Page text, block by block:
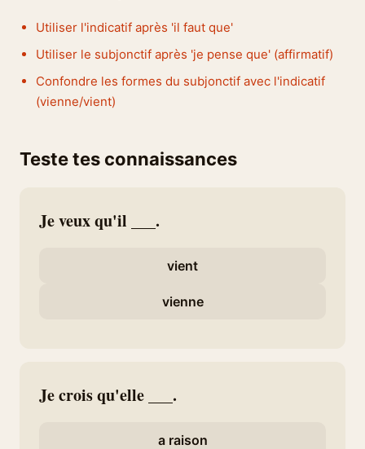
Utiliser l'indicatif après 'il faut que'
Utiliser le subjonctif après 'je pense que' (affirmatif)
Confondre les formes du subjonctif avec l'indicatif
(vienne/vient)
Teste tes connaissances
Je veux qu'il ___.
vient
vienne
Je crois qu'elle ___.
a raison